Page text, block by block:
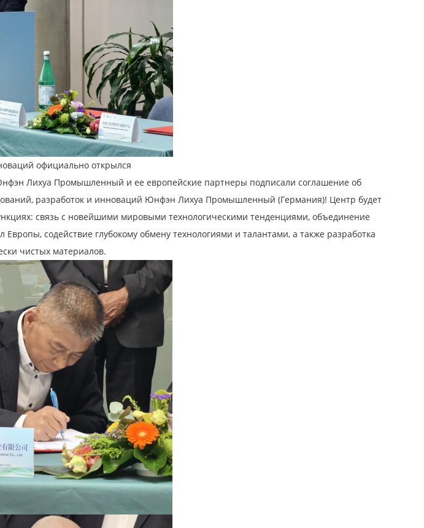
официально открылся
Лихуа Промышленный и ее европейские партнеры подписали соглашение об
разработок и инноваций Юнфэн Лихуа Промышленный (Германия)! Центр будет
связь с новейшими мировыми технологическими тенденциями, объединение
Европы, содействие глубокому обмену технологиями и талантами, а также разработка
чистых материалов.